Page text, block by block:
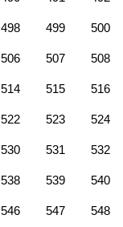
498 499 500
506 507 508
514 515 516
522 523 524
530 531 532
538 539 540
546 547 548